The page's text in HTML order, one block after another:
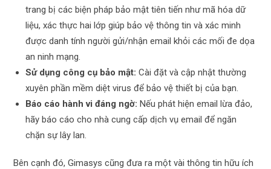
trang bị các biện pháp bảo mật tiên tiến như mã hóa dữ
liệu, xác thực hai lớp giúp bảo vệ thông tin và xác minh
được danh tính người gửi/nhận email khỏi các mối đe dọa
an ninh mạng.
Sử dụng công cụ bảo mật: Cài đặt và cập nhật thường
xuyên phần mềm diệt virus để bảo vệ thiết bị của bạn.
Báo cáo hành vi đáng ngờ: Nếu phát hiện email lừa đảo,
hãy báo cáo cho nhà cung cấp dịch vụ email để ngăn
chặn sự lây lan.
Bên cạnh đó, Gimasys cũng đưa ra một vài thông tin hữu ích